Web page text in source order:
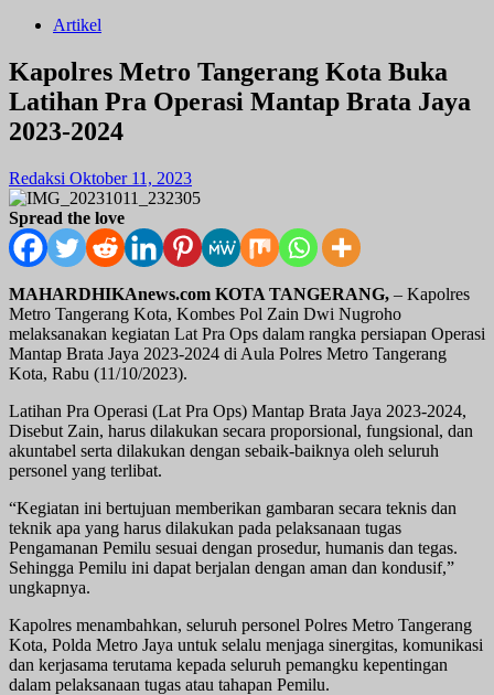
Artikel
Kapolres Metro Tangerang Kota Buka
Latihan Pra Operasi Mantap Brata Jaya
2023-2024
Redaksi Oktober 11, 2023
Spread the love
MAHARDHIKAnews.com KOTA TANGERANG, – Kapolres
Metro Tangerang Kota, Kombes Pol Zain Dwi Nugroho
melaksanakan kegiatan Lat Pra Ops dalam rangka persiapan Operasi
Mantap Brata Jaya 2023-2024 di Aula Polres Metro Tangerang
Kota, Rabu (11/10/2023).
Latihan Pra Operasi (Lat Pra Ops) Mantap Brata Jaya 2023-2024,
Disebut Zain, harus dilakukan secara proporsional, fungsional, dan
akuntabel serta dilakukan dengan sebaik-baiknya oleh seluruh
personel yang terlibat.
“Kegiatan ini bertujuan memberikan gambaran secara teknis dan
teknik apa yang harus dilakukan pada pelaksanaan tugas
Pengamanan Pemilu sesuai dengan prosedur, humanis dan tegas.
Sehingga Pemilu ini dapat berjalan dengan aman dan kondusif,”
ungkapnya.
Kapolres menambahkan, seluruh personel Polres Metro Tangerang
Kota, Polda Metro Jaya untuk selalu menjaga sinergitas, komunikasi
dan kerjasama terutama kepada seluruh pemangku kepentingan
dalam pelaksanaan tugas atau tahapan Pemilu.